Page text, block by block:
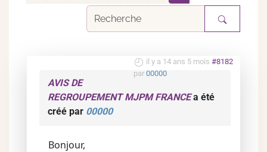
il y a 14 ans 5 mois #8182
par 00000
AVIS DE
REGROUPEMENT MJPM FRANCEa été
créé par 00000
Bonjour,